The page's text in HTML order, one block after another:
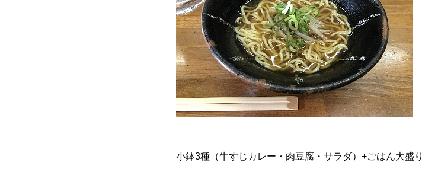
小鉢3種（牛すじカレー・肉豆腐・サラダ）+ごはん大盛り